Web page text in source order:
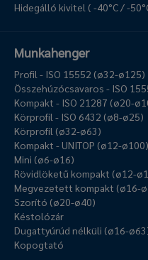
Hidegálló kivitel ( -40°C / -
Munkahenger
Profil - ISO 15552 (ø32-ø125)
Összehúzócsavaros - ISO
Kompakt - ISO 21287 (ø20-
Körprofil - ISO 6432 (ø8-ø25)
Körprofil (ø32-ø63)
Kompakt - UNITOP (ø12-ø100)
Mini (ø6-ø16)
Rövidlöketű kompakt (ø12-
Megvezetett kompakt (ø16-
Szorító (ø20-ø40)
Késtolózár
Dugattyúrúd nélküli (ø16-
Kopogtató